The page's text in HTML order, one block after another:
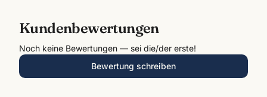
Kundenbewertungen
Noch keine Bewertungen — sei die/der erste!
Bewertung schreiben